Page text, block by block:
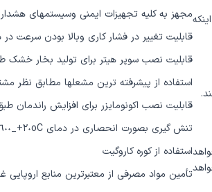
مجهز به کلیه تجهیزات ایمنی وسیستمهای
قابلیت تغییر در فشار کاری وبالا بودن سرعت در
قابلیت نصب سوپر هیتر برای تولید بخار
استفاده از پیشرفته ترین مشعلها مطابق نظر
قابلیت نصب اکونومایزر برای افزایش راندمان
تنش گیری بصورت انحصاری در دمای ٢٠
oC
+
_٦٠٠
استفاده از کوره کاروگیت
تأمین مواد مصرفی از معتبرترین منابع اروپایی